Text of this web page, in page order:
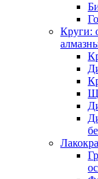
Круги: